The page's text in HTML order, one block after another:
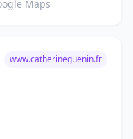
Maps
www.catherineguenin.fr